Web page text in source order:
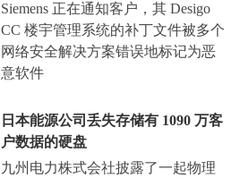
Siemens 正在通知客户，其 Desigo
CC 楼宇管理系统的补丁文件被多个
网络安全解决方案错误地标记为恶
意软件
日本能源公司丢失存储有 1090 万客
户数据的硬盘
九州电力株式会社披露了一起物理